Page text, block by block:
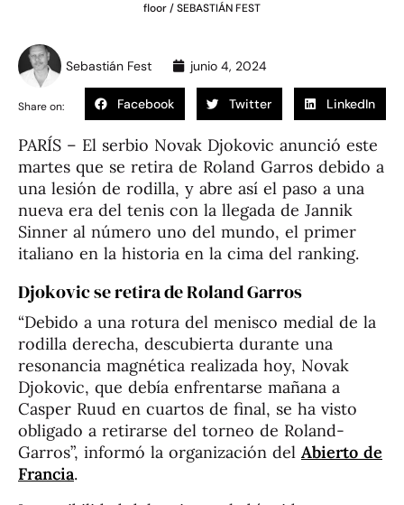
floor / SEBASTIÁN FEST
Sebastián Fest junio 4, 2024
Share on: Facebook Twitter LinkedIn
PARÍS – El serbio Novak Djokovic anunció este
martes que se retira de Roland Garros debido a
una lesión de rodilla, y abre así el paso a una
nueva era del tenis con la llegada de Jannik
Sinner al número uno del mundo, el primer
italiano en la historia en la cima del ranking.
Djokovic se retira de Roland Garros
“Debido a una rotura del menisco medial de la
rodilla derecha, descubierta durante una
resonancia magnética realizada hoy, Novak
Djokovic, que debía enfrentarse mañana a
Casper Ruud en cuartos de final, se ha visto
obligado a retirarse del torneo de Roland-
Garros”, informó la organización del Abierto de
Francia.